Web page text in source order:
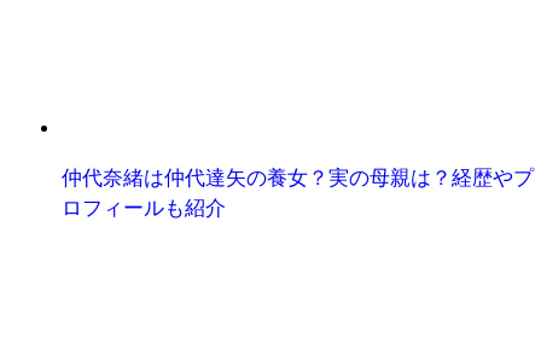
仲代奈緒は仲代達矢の養女？実の母親は？経歴やプ
ロフィールも紹介